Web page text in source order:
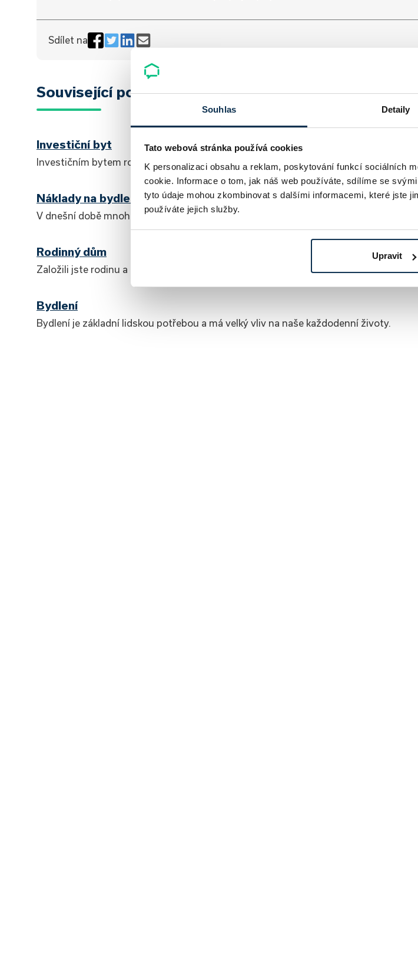
Souhlas Detaily
Tato webová stránka používá cookies
K personalizaci obsahu a reklam, poskytování funkcí sociálních
cookie. Informace o tom, jak náš web používáte, sdílíme se
tyto údaje mohou zkombinovat s dalšími informacemi, které jste
používáte jejich služby.
Upravit
Sdílet na
Související pojmy
Investiční byt
Investičním bytem rozumíme
Náklady na bydlení
V dnešní době mnoho lidí věnuje velkou část svého příjmu na náklady spojené s
Rodinný dům
Založili jste rodinu a chcete se postavit na vlastní nohy? Už vás nebaví bydlet
Bydlení
Bydlení je základní lidskou potřebou a má velký vliv na naše každodenní životy.